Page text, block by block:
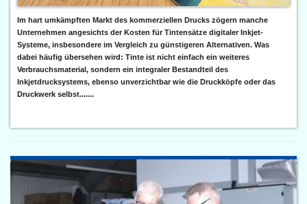
Im hart umkämpften Markt des kommerziellen Drucks zögern manche
Unternehmen angesichts der Kosten für Tintensätze digitaler Inkjet-
Systeme, insbesondere im Vergleich zu günstigeren Alternativen. Was
dabei häufig übersehen wird: Tinte ist nicht einfach ein weiteres
Verbrauchsmaterial, sondern ein integraler Bestandteil des
Inkjetdrucksystems, ebenso unverzichtbar wie die Druckköpfe oder das
Druckwerk selbst.......